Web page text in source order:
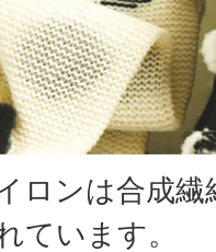
ロンは合成繊
ています。